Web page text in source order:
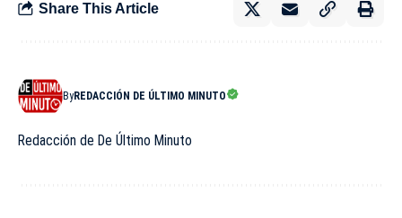
Share This Article
ByREDACCIÓN DE ÚLTIMO MINUTO
Redacción de De Último Minuto